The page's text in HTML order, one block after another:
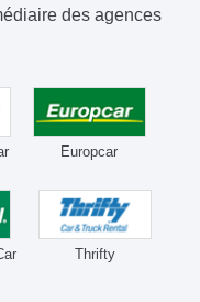
des agences
Europcar
Thrifty